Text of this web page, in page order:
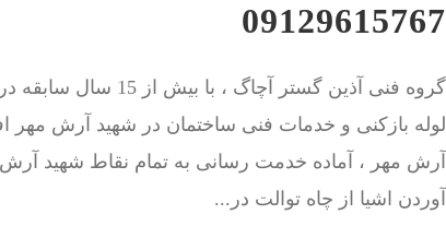
09129615767
گروه فنی آذین گستر
لوله بازکنی و خدمات فنی ساختمان در شهيد آرش مهر
آرش مهر ، آماده خدمت رسانی به تمام نقاط شهيد
آوردن اشیا از چاه توالت در...